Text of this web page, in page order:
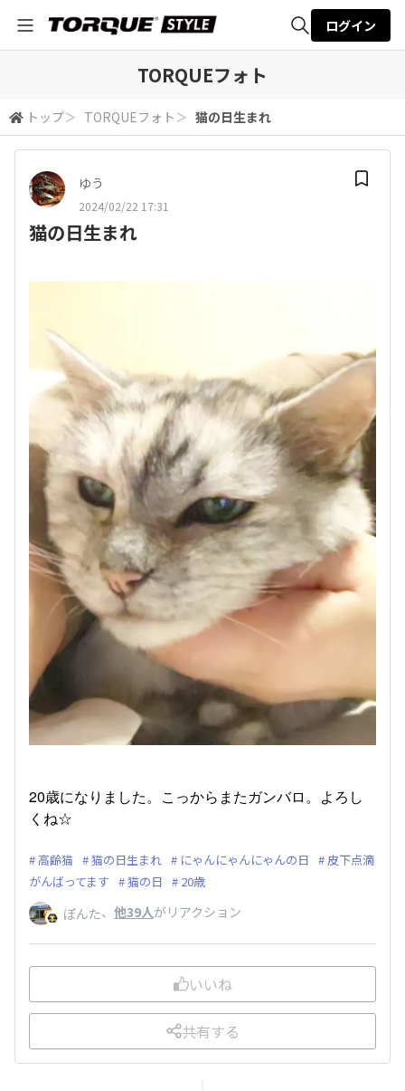
検索
ログイン
TORQUEフォト
トップ＞ TORQUEフォト ＞ 猫の日生まれ
ゆう
2024/02/22 17:31
猫の日生まれ
20歳になりました。こっからまたガンバロ。よろし
くね☆
高齢猫 猫の日生まれ にゃんにゃんにゃんの日
皮下点滴
がんばってます
猫の日 20歳
ぽんた、 他39人がリアクション
いいね
共有する